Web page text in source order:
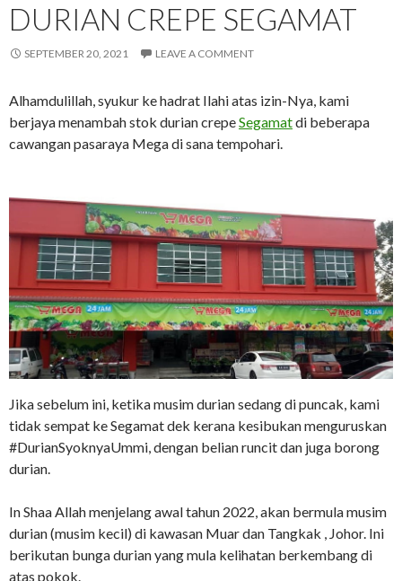
DURIAN CREPE SEGAMAT
SEPTEMBER 20, 2021 LEAVE A COMMENT
Alhamdulillah, syukur ke hadrat Ilahi atas izin-Nya, kami
berjaya menambah stok durian crepeSegamatdi beberapa
cawangan pasaraya Mega di sana tempohari.
Jika sebelum ini, ketika musim durian sedang di puncak, kami
tidak sempat ke Segamat dek kerana kesibukan menguruskan
#DurianSyoknyaUmmi, dengan belian runcit dan juga borong
durian.
In Shaa Allah menjelang awal tahun 2022, akan bermula musim
durian (musim kecil) di kawasan Muar dan Tangkak , Johor. Ini
berikutan bunga durian yang mula kelihatan berkembang di
atas pokok.